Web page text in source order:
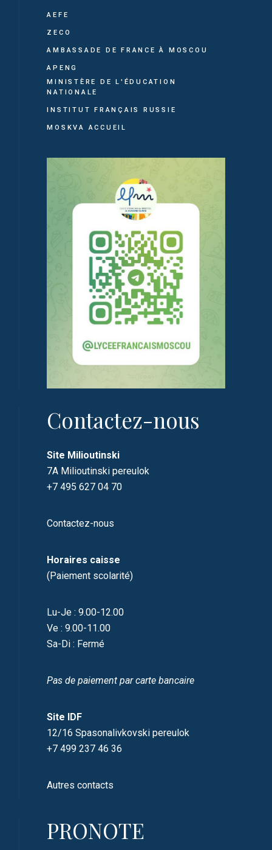
AEFE
ZECO
AMBASSADE DE FRANCE À MOSCOU
APENG
MINISTÈRE DE L'ÉDUCATION
NATIONALE
INSTITUT FRANÇAIS RUSSIE
MOSKVA ACCUEIL
Contactez-nous
Site Milioutinski
7A Milioutinski pereulok
+7 495 627 04 70
Contactez-nous
Horaires caisse
(Paiement scolarité)
Lu-Je : 9.00-12.00
Ve : 9.00-11.00
Sa-Di : Fermé
Pas de paiement par carte bancaire
Site IDF
12/16 Spasonalivkovski pereulok
+7 499 237 46 36
Autres contacts
PRONOTE